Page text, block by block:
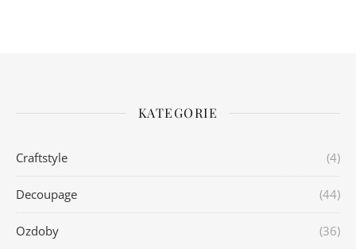
KATEGORIE
Craftstyle (4)
Decoupage (44)
Ozdoby (36)